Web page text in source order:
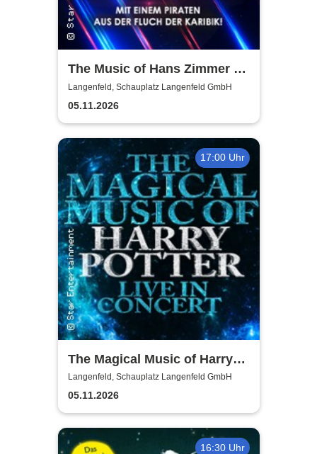
The Music of Hans Zimmer &
Others - A Celebration of Film
Music
Langenfeld, Schauplatz Langenfeld GmbH
05.11.2026
17:00 Uhr
The Magical Music of Harry
Potter - Live in Concert
Langenfeld, Schauplatz Langenfeld GmbH
05.11.2026
16:30 Uhr